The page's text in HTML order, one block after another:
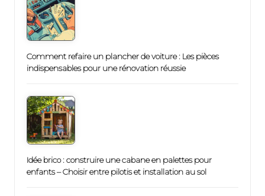
Comment refaire un plancher de voiture : Les pièces
indispensables pour une rénovation réussie
Idée brico : construire une cabane en palettes pour
enfants – Choisir entre pilotis et installation au sol